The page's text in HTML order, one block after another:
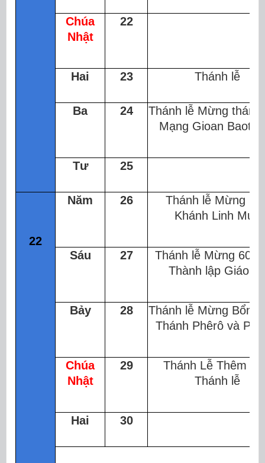
Chúa
Nhật
22
Hai 23 Thánh lễ
Ba 24
Thánh lễ Mừng thánh
Mạng Gioan
Tư 25
22
Năm 26
Thánh lễ Mừng
Khánh Linh Mục
Sáu 27
Thánh lễ Mừng 60
Thành lập Giáo
Bảy 28
Thánh lễ Mừng Bổn
Thánh Phêrô và
Chúa
Nhật
29
Thánh Lễ Thêm
Thánh lễ
Hai 30